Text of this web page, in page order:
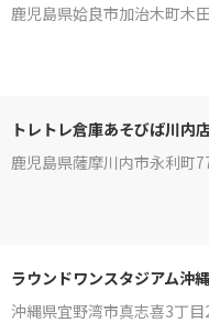
鹿児島県姶良市加治木町木
トレトレ倉庫あそびば川内
鹿児島県薩摩川内市永利町
ラウンドワンスタジアム沖
沖縄県宜野湾市真志喜3丁目